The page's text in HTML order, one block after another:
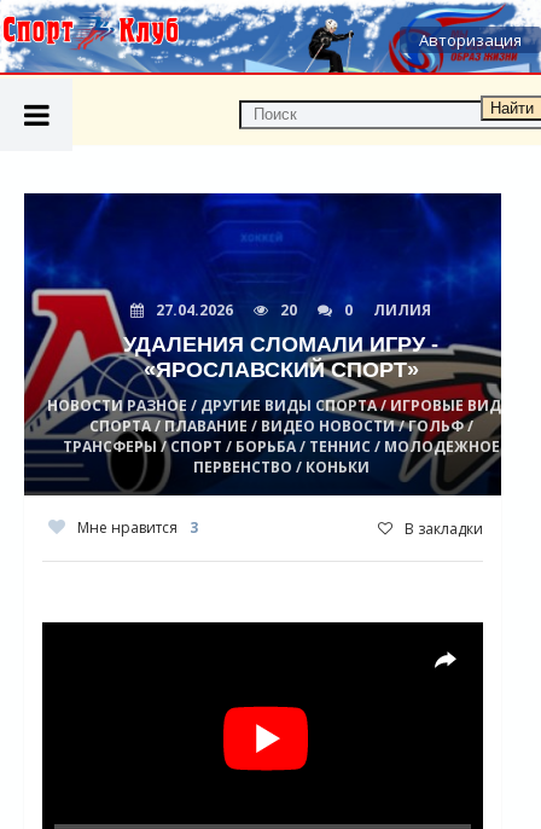
Авторизация
Найти
27.04.2026 20 0 ЛИЛИЯ
УДАЛЕНИЯ СЛОМАЛИ ИГРУ -
«ЯРОСЛАВСКИЙ СПОРТ»
НОВОСТИ РАЗНОЕ / ДРУГИЕ ВИДЫ СПОРТА / ИГРОВЫЕ ВИДЫ
СПОРТА / ПЛАВАНИЕ / ВИДЕО НОВОСТИ / ГОЛЬФ /
ТРАНСФЕРЫ / СПОРТ / БОРЬБА / ТЕННИС / МОЛОДЕЖНОЕ
ПЕРВЕНСТВО / КОНЬКИ
Мне нравится 3 В закладки